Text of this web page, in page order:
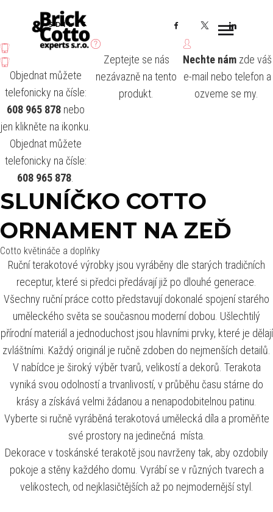
SDÍLET Facebook
X
Objednat můžete
telefonicky na čísle:
608 965 878nebo
jen klikněte na ikonku.
Objednat můžete
telefonicky na čísle:
608 965 878
Zeptejte se nás
nezávazně na tento
produkt.
Nechte nám zde váš
e-mail nebo telefon a
ozveme se my.
SLUNÍČKO COTTO
ORNAMENT NA ZEĎ
Cotto květináče a doplňky
Ruční terakotové výrobky jsou vyráběny dle starých tradičních
receptur, které si předci předávají již po dlouhé generace.
Všechny ruční práce cotto představují dokonalé spojení starého
uměleckého světa se současnou moderní dobou. Ušlechtilý
přírodní materiál a jednoduchost jsou hlavními prvky, které je dělají
zvláštními. Každý originál je ručně zdoben do nejmenších detailů.
V nabídce je široký výběr tvarů, velikostí a dekorů. Terakota
vyniká svou odolností a trvanlivostí, v průběhu času stárne do
krásy a získává velmi žádanou a nenapodobitelnou patinu.
Vyberte si ručně vyráběná terakotová umělecká díla a proměňte
své prostory na jedinečná místa.
Dekorace v toskánské terakotě jsou navrženy tak, aby ozdobily
pokoje a stěny každého domu. Vyrábí se v různých tvarech a
velikostech, od nejklasičtějších až po nejmodernější styl.